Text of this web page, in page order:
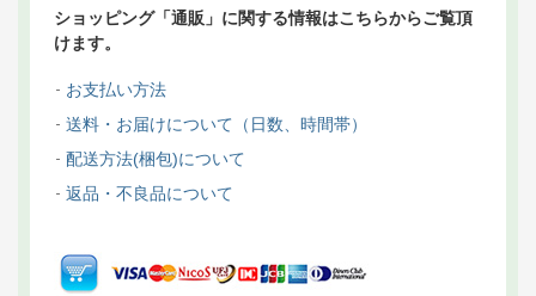
ショッピング「通販」に関する情報はこちらからご覧頂
けます。
お支払い方法
送料・お届けについて（日数、時間帯）
配送方法(梱包)について
返品・不良品について